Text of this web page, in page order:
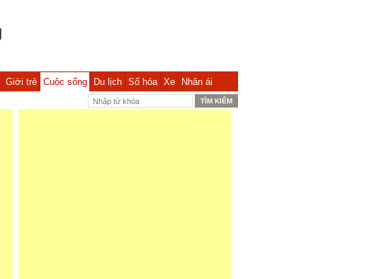
Giới trẻ Cuộc sống Du lịch Số hóa Xe Nhân ái